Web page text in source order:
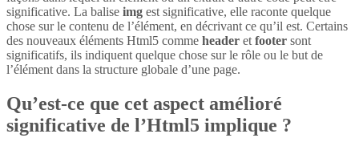
significative. La balise img est significative, elle raconte quelque
chose sur le contenu de l’élément, en décrivant ce qu’il est. Certains
des nouveaux éléments Html5 comme header et footer sont
significatifs, ils indiquent quelque chose sur le rôle ou le but de
l’élément dans la structure globale d’une page.
Qu’est-ce que cet aspect amélioré
significative de l’Html5 implique ?